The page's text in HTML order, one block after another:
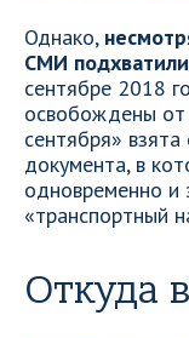
Однако,
СМИ
сентябре 2018
освобождены
сентября»
документа, в
одновременно и
«транспортный
Откуда